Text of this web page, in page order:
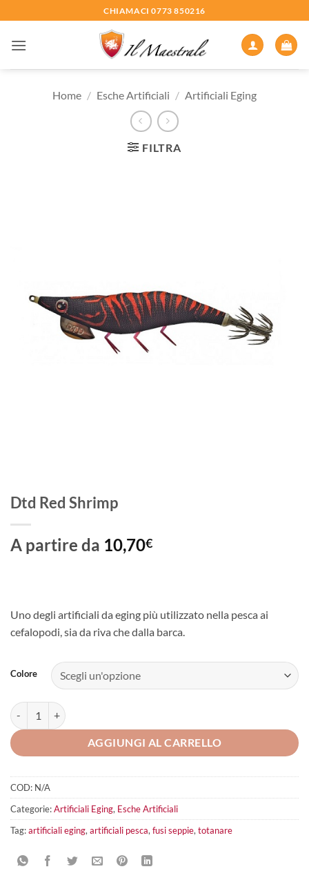
ai
contenuti
CHIAMACI 0773 850216
Home / Esche Artificiali / Artificiali Eging
FILTRA
Dtd Red Shrimp
A partire da 10,70€
Uno degli artificiali da eging più utilizzato nella pesca ai
cefalopodi, sia da riva che dalla barca.
Colore
Dtd Red Shrimp quantità
AGGIUNGI AL CARRELLO
COD: N/A
Categorie:Artificiali Eging, Esche Artificiali
Tag:artificiali eging, artificiali pesca, fusi seppie, totanare